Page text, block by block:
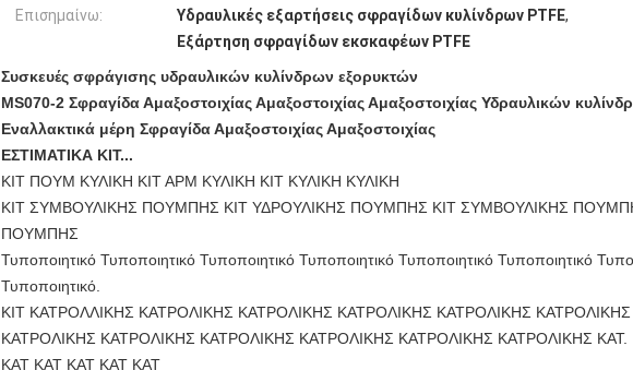
Επισημαίνω:
Υδραυλικές εξαρτήσεις σφραγίδων κυλίνδρων PTFE,
Εξάρτηση σφραγίδων εκσκαφέων PTFE
Συσκευές σφράγισης υδραυλικών κυλίνδρων εξορυκτών
MS070-2 Σφραγίδα Αμαξοστοιχίας Αμαξοστοιχίας Αμαξοστοιχίας Υδραυλικών
Εναλλακτικά μέρη Σφραγίδα Αμαξοστοιχίας Αμαξοστοιχίας
ΕΣΤΙΜΑΤΙΚΑ ΚΙΤ...
ΚΙΤ ΠΟΥΜ ΚΥΛΙΚΗ ΚΙΤ ΑΡΜ ΚΥΛΙΚΗ ΚΙΤ ΚΥΛΙΚΗ ΚΥΛΙΚΗ
ΚΙΤ ΣΥΜΒΟΥΛΙΚΗΣ ΠΟΥΜΠΗΣ ΚΙΤ ΥΔΡΟΥΛΙΚΗΣ ΠΟΥΜΠΗΣ ΚΙΤ ΣΥΜΒΟΥΛΙΚΗΣ
ΠΟΥΜΠΗΣ
Τυποποιητικό Τυποποιητικό Τυποποιητικό Τυποποιητικό Τυποποιητικό Τυποποιητικό
Τυποποιητικό.
ΚΙΤ ΚΑΤΡΟΛΛΙΚΗΣ ΚΑΤΡΟΛΙΚΗΣ ΚΑΤΡΟΛΙΚΗΣ ΚΑΤΡΟΛΙΚΗΣ ΚΑΤΡΟΛΙΚΗΣ
ΚΑΤΡΟΛΙΚΗΣ ΚΑΤΡΟΛΙΚΗΣ ΚΑΤΡΟΛΙΚΗΣ ΚΑΤΡΟΛΙΚΗΣ ΚΑΤΡΟΛΙΚΗΣ ΚΑΤΡΟΛΙΚΗΣ ΚΑΤ.
ΚΑΤ ΚΑΤ ΚΑΤ ΚΑΤ ΚΑΤ